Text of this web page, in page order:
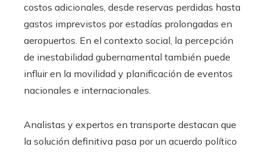
costos adicionales, desde reservas perdidas hasta
gastos imprevistos por estadías prolongadas en
aeropuertos. En el contexto social, la percepción
de inestabilidad gubernamental también puede
influir en la movilidad y planificación de eventos
nacionales e internacionales.
Analistas y expertos en transporte destacan que
la solución definitiva pasa por un acuerdo político